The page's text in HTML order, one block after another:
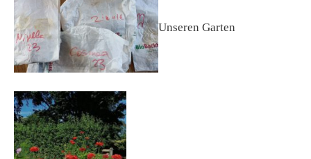
Unseren Garten